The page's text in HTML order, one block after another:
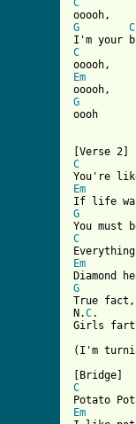
C
G
C
C
Em
G
oooh
C
Em
G
C
Em
G
True fact,
N.C.
Girls fart
C
Em